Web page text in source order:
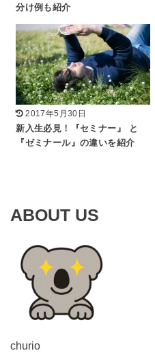
分け例も紹介
2017年5月30日
新入生必見！『セミナー』 と
『ゼミナール』の違いを紹介
ABOUT US
churio